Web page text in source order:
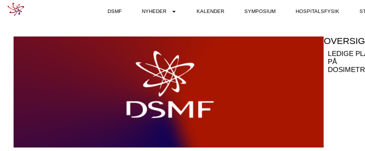
DSMF NYHEDER KALENDER SYMPOSIUM HOSPITALSFYSIK
LEDIGE
PÅ